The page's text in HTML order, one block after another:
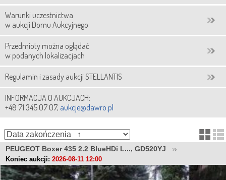
Warunki uczestnictwa
w aukcji Domu Aukcyjnego
Przedmioty można oglądać
w podanych lokalizacjach
Regulamin i zasady aukcji STELLANTIS
INFORMACJA O AUKCJACH:
+48 71 345 07 07, aukcje@dawro.pl
PEUGEOT Boxer 435 2.2 BlueHDi L..., GD520YJ
Koniec aukcji: 2026-08-11 12:00